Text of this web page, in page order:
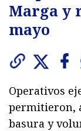
Marga y
mayo
Operativos
permitieron,
basura y